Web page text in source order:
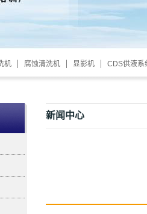
机 腐蚀清洗机 显影机 CDS供液系
新闻中心